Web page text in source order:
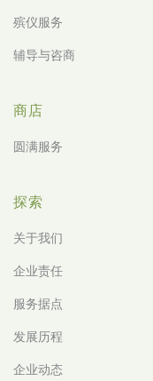
殡仪服务
辅导与咨商
商店
圆满服务
探索
关于我们
企业责任
服务据点
发展历程
企业动态